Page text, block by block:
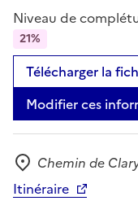
Niveau de
21%
Télécharger la
Modifier ces
Adresse
Chemin de
Itinéraire